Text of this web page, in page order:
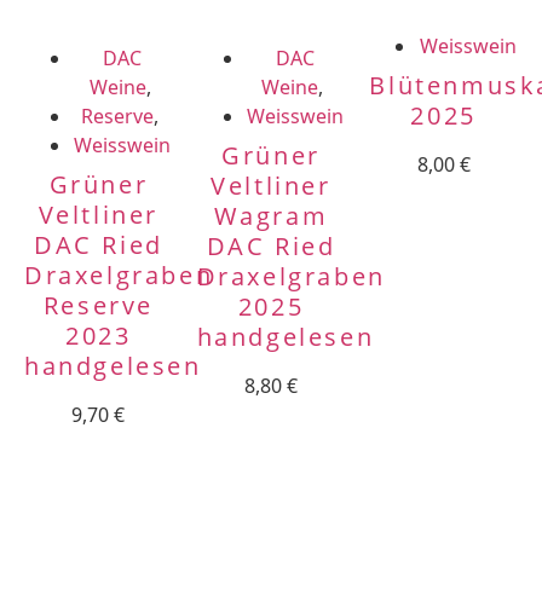
DAC
Weine,
Reserve,
Weisswein
Grüner
Veltliner
DAC Ried
Draxelgraben
Reserve
2023
handgelesen
9,70€
DAC
Weine,
Weisswein
Grüner
Veltliner
Wagram
DAC Ried
Draxelgraben
2025
handgelesen
8,80€
Weisswein
2025
8,00€